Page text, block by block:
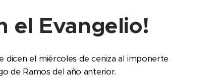
el Evangelio!
dicen el miércoles de ceniza al imponerte
de Ramos del año anterior.